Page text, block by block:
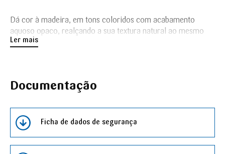
Dá cor à madeira, em tons coloridos com acabamento
aquoso opaco, realçando a sua textura natural ao mesmo
tempo que a protege, sem precisar de primário.
Ler mais
Documentação
Ficha de dados de segurança